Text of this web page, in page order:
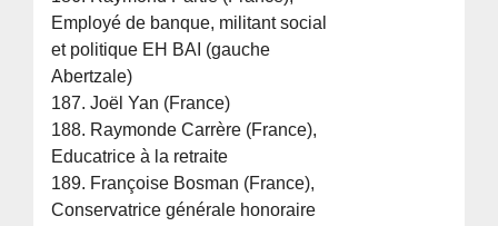
Employé de banque, militant social
et politique EH BAI (gauche
Abertzale)
187. Joël Yan (France)
188. Raymonde Carrère (France),
Educatrice à la retraite
189. Françoise Bosman (France),
Conservatrice générale honoraire